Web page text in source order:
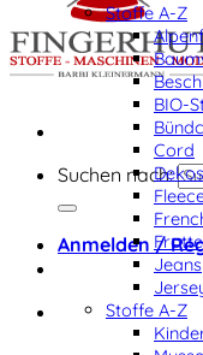
Suchen nach:
Anmelden /
Stoffe A-Z
BIO-
Cord
Jeans
Stoffe A-Z